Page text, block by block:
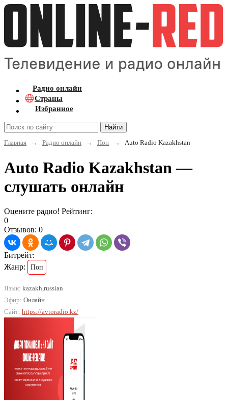
Радио онлайн
Страны
Избранное
Найти
Главная
→ Радио онлайн → Поп → Auto Radio Kazakhstan
Auto Radio Kazakhstan —
слушать онлайн
Оцените радио! Рейтинг:
0
Отзывов: 0
Битрейт:
Жанр:
Поп
Язык: kazakh,russian
Эфир: Онлайн
Сайт: https://avtoradio.kz/